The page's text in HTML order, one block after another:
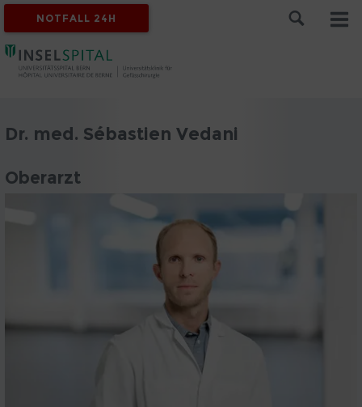
NOTFALL 24H
Dr. med. Sébastien Vedani
Oberarzt